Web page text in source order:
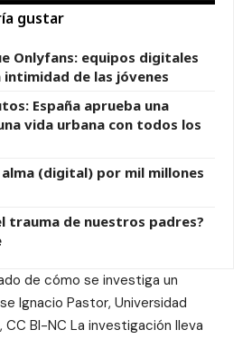
gustar
Onlyfans: equipos digitales
de las jóvenes
España aprueba una
vida urbana con todos los
(digital) por mil millones
trauma de nuestros padres?
de cómo se investiga un
Ignacio Pastor, Universidad
BI-NC La investigación lleva